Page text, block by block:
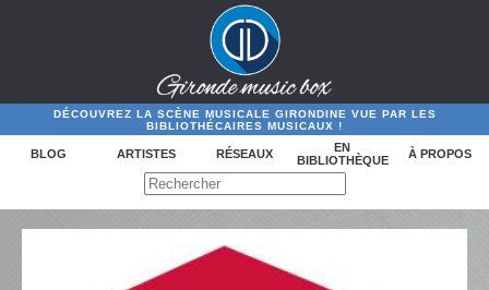
DÉCOUVREZ LA SCÈNE MUSICALE GIRONDINE VUE PAR LES
BIBLIOTHÉCAIRES MUSICAUX !
BLOG ARTISTES RÉSEAUX
EN
BIBLIOTHÈQUE
À PROPOS